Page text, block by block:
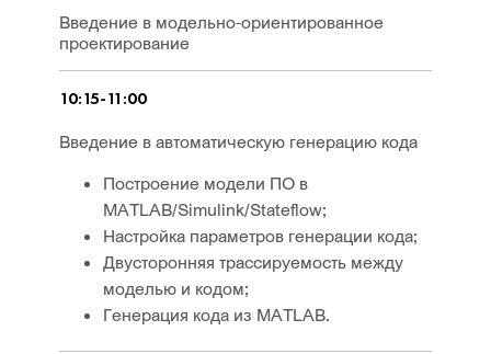
Введение в модельно-ориентированное
проектирование
10:15-11:00
Введение в автоматическую генерацию кода
Построение модели ПО в
MATLAB/Simulink/Stateflow;
Настройка параметров генерации кода;
Двусторонняя трассируемость между
моделью и кодом;
Генерация кода из MATLAB.